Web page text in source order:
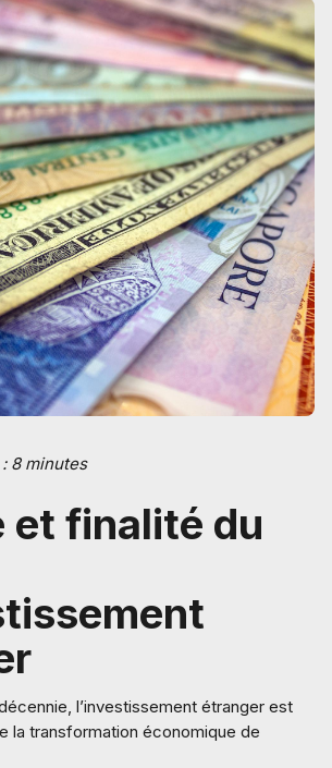
8 minutes
et finalité du
l’investissement étranger est
la transformation économique de